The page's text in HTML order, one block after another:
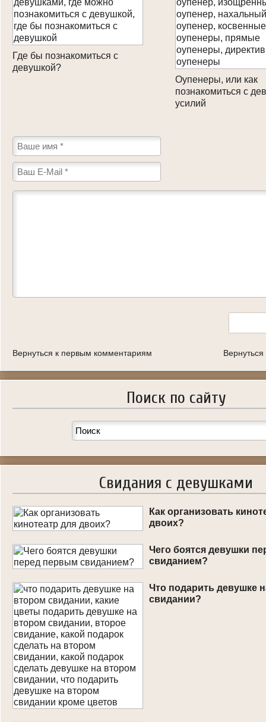
Где бы познакомиться с
девушкой?
Оупенеры, или как
познакомиться с
усилий
Вернуться к первым комментариям
Поиск по сайту
Свидания с девушками
Как организовать
двоих?
Чего боятся девушки
свиданием?
Что подарить девушке
свидании?